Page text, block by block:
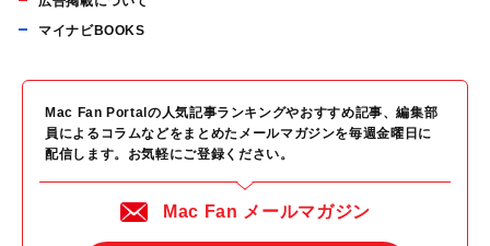
マイナビBOOKS
Mac Fan Portalの人気記事ランキングやおすすめ記事、編集部
員によるコラムなどをまとめたメールマガジンを毎週金曜日に
配信します。お気軽にご登録ください。
Mac Fan メールマガジン